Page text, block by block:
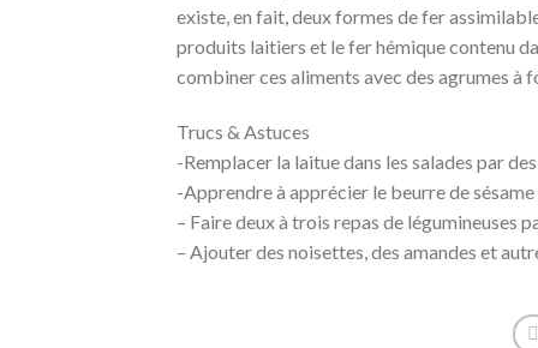
existe, en fait, deux formes de fer
produits laitiers et le fer hémique contenu
combiner ces aliments avec des agrumes à
Trucs & Astuces
-Remplacer la laitue dans les salades par
-Apprendre à apprécier le beurre de
– Faire deux à trois repas de légumineuses
– Ajouter des noisettes, des amandes et